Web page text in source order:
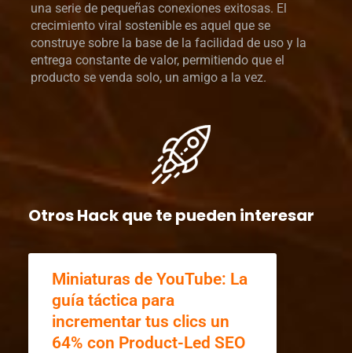
una serie de pequeñas conexiones exitosas. El
crecimiento viral sostenible es aquel que se
construye sobre la base de la facilidad de uso y la
entrega constante de valor, permitiendo que el
producto se venda solo, un amigo a la vez.
Otros Hack que te pueden interesar
Miniaturas de YouTube: La
guía táctica para
incrementar tus clics un
64% con Product-Led SEO